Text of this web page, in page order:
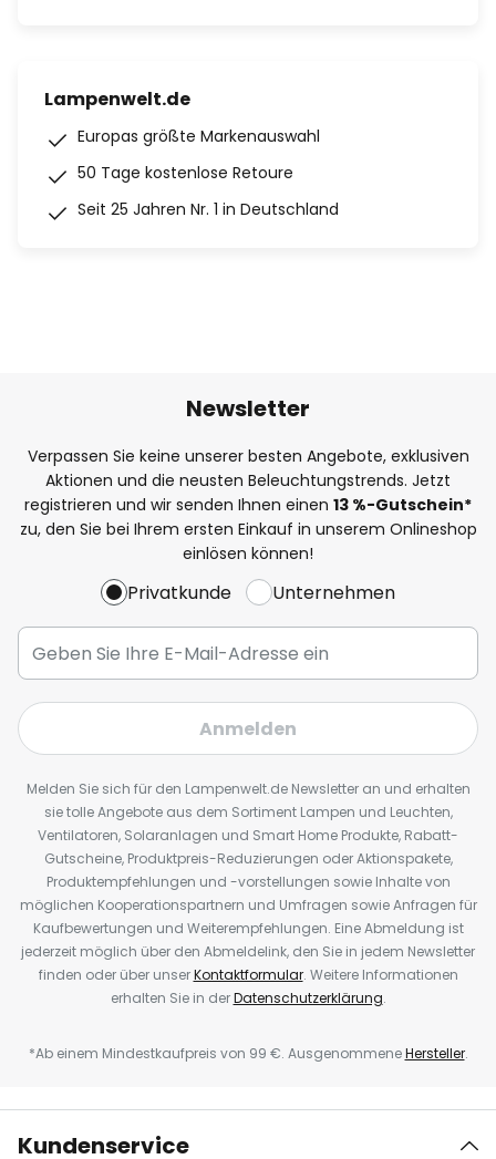
Lampenwelt.de
Europas größte Markenauswahl
50 Tage kostenlose Retoure
Seit 25 Jahren Nr. 1 in Deutschland
Newsletter
Verpassen Sie keine unserer besten Angebote, exklusiven
Aktionen und die neusten Beleuchtungstrends. Jetzt
registrieren und wir senden Ihnen einen 13 %-Gutschein*
zu, den Sie bei Ihrem ersten Einkauf in unserem Onlineshop
einlösen können!
Privatkunde Unternehmen
Anmelden
Melden Sie sich für den Lampenwelt.de Newsletter an und erhalten
sie tolle Angebote aus dem Sortiment Lampen und Leuchten,
Ventilatoren, Solaranlagen und Smart Home Produkte, Rabatt-
Gutscheine, Produktpreis-Reduzierungen oder Aktionspakete,
Produktempfehlungen und -vorstellungen sowie Inhalte von
möglichen Kooperationspartnern und Umfragen sowie Anfragen für
Kaufbewertungen und Weiterempfehlungen. Eine Abmeldung ist
jederzeit möglich über den Abmeldelink, den Sie in jedem Newsletter
finden oder über unserKontaktformular. Weitere Informationen
erhalten Sie in derDatenschutzerklärung.
*Ab einem Mindestkaufpreis von 99 €. AusgenommeneHersteller.
Kundenservice